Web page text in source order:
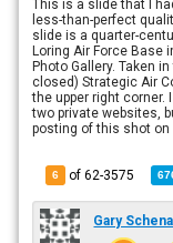
This is a slide that I
less-than-perfect
slide is a quarter-
Loring Air Force Base
Photo Gallery. Taken
closed) Strategic Air
the upper right corner.
two private websites,
posting of this shot on
6 of 62-3575
Gary